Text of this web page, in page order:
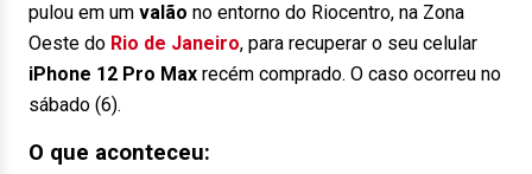
pulou em um valão no entorno do Riocentro, na Zona
Oeste do Rio de Janeiro, para recuperar o seu celular
iPhone 12 Pro Max recém comprado. O caso ocorreu no
sábado (6).
O que aconteceu: